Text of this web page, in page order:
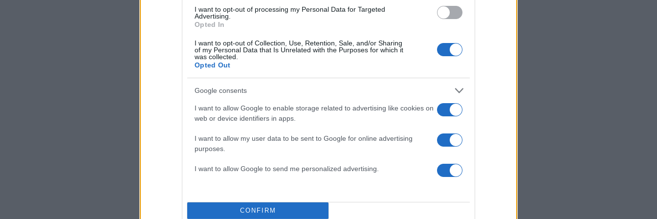
I want to opt-out of processing my Personal Data for Targeted
Advertising.
Opted In
I want to opt-out of Collection, Use, Retention, Sale, and/or Sharing
of my Personal Data that Is Unrelated with the Purposes for which it
was collected.
Opted Out
Google consents
I want to allow Google to enable storage related to advertising like cookies on
web or device identifiers in apps.
I want to allow my user data to be sent to Google for online advertising
purposes.
I want to allow Google to send me personalized advertising.
CONFIRM